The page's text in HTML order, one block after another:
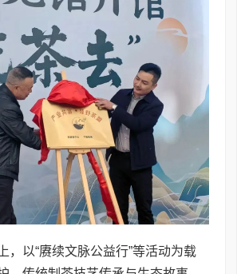
，以“赓续文脉公益行”等活动为载